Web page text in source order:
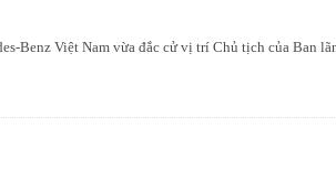
Benz Việt Nam vừa đắc cử vị trí Chủ tịch của Ban